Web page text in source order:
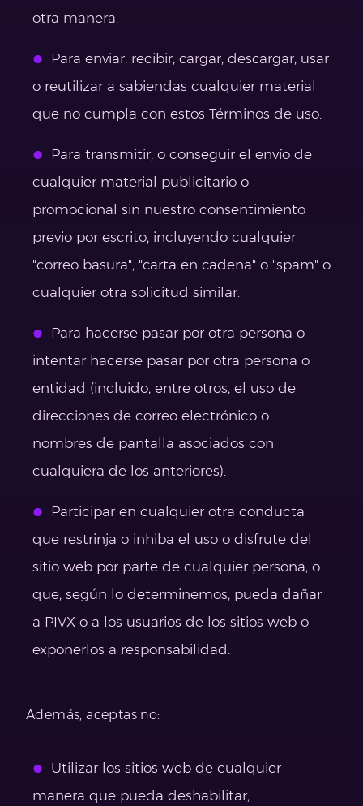
otra manera.
Para enviar, recibir, cargar, descargar, usar
o reutilizar a sabiendas cualquier material
que no cumpla con estos Términos de uso.
Para transmitir, o conseguir el envío de
cualquier material publicitario o
promocional sin nuestro consentimiento
previo por escrito, incluyendo cualquier
"correo basura", "carta en cadena" o "spam" o
cualquier otra solicitud similar.
Para hacerse pasar por otra persona o
intentar hacerse pasar por otra persona o
entidad (incluido, entre otros, el uso de
direcciones de correo electrónico o
nombres de pantalla asociados con
cualquiera de los anteriores).
Participar en cualquier otra conducta
que restrinja o inhiba el uso o disfrute del
sitio web por parte de cualquier persona, o
que, según lo determinemos, pueda dañar
a PIVX o a los usuarios de los sitios web o
exponerlos a responsabilidad.
Además, aceptas no:
Utilizar los sitios web de cualquier
manera que pueda deshabilitar,